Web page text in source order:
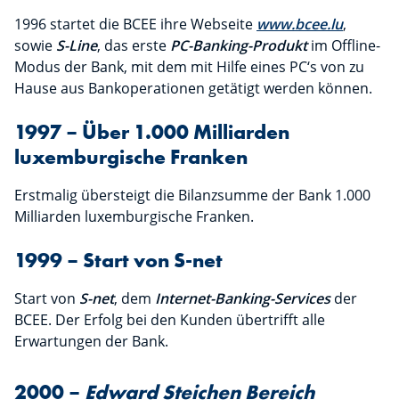
1996 startet die BCEE ihre Webseite www.bcee.lu,
sowie S-Line, das erste PC-Banking-Produktim Offline-
Modus der Bank, mit dem mit Hilfe eines PC‘s von zu
Hause aus Bankoperationen getätigt werden können.
1997 – Über 1.000 Milliarden
luxemburgische Franken
Erstmalig übersteigt die Bilanzsumme der Bank 1.000
Milliarden luxemburgische Franken.
1999 – Start von S-net
Start von S-net, dem Internet-Banking-Servicesder
BCEE. Der Erfolg bei den Kunden übertrifft alle
Erwartungen der Bank.
2000 – Edward Steichen Bereich